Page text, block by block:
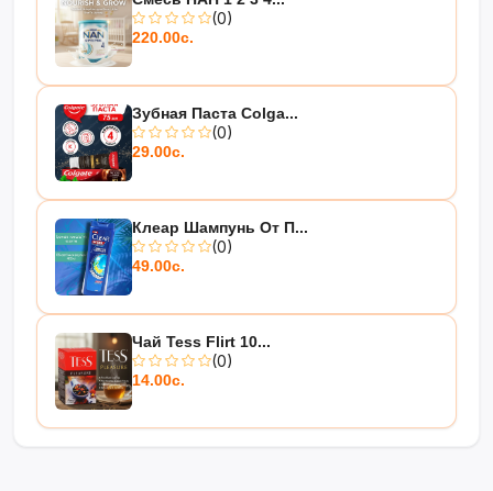
(0)
220.00с.
Зубная Паста Colga...
(0)
29.00с.
Клеар Шампунь От П...
(0)
49.00с.
Чай Tess Flirt 10...
(0)
14.00с.